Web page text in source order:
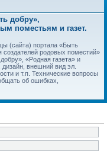
добру»,
поместьям и газет.
(сайта) портала «Быть
родовых поместий»
«Родная газета» и
внешний вид эл.
и т.п. Технические вопросы
об ошибках,